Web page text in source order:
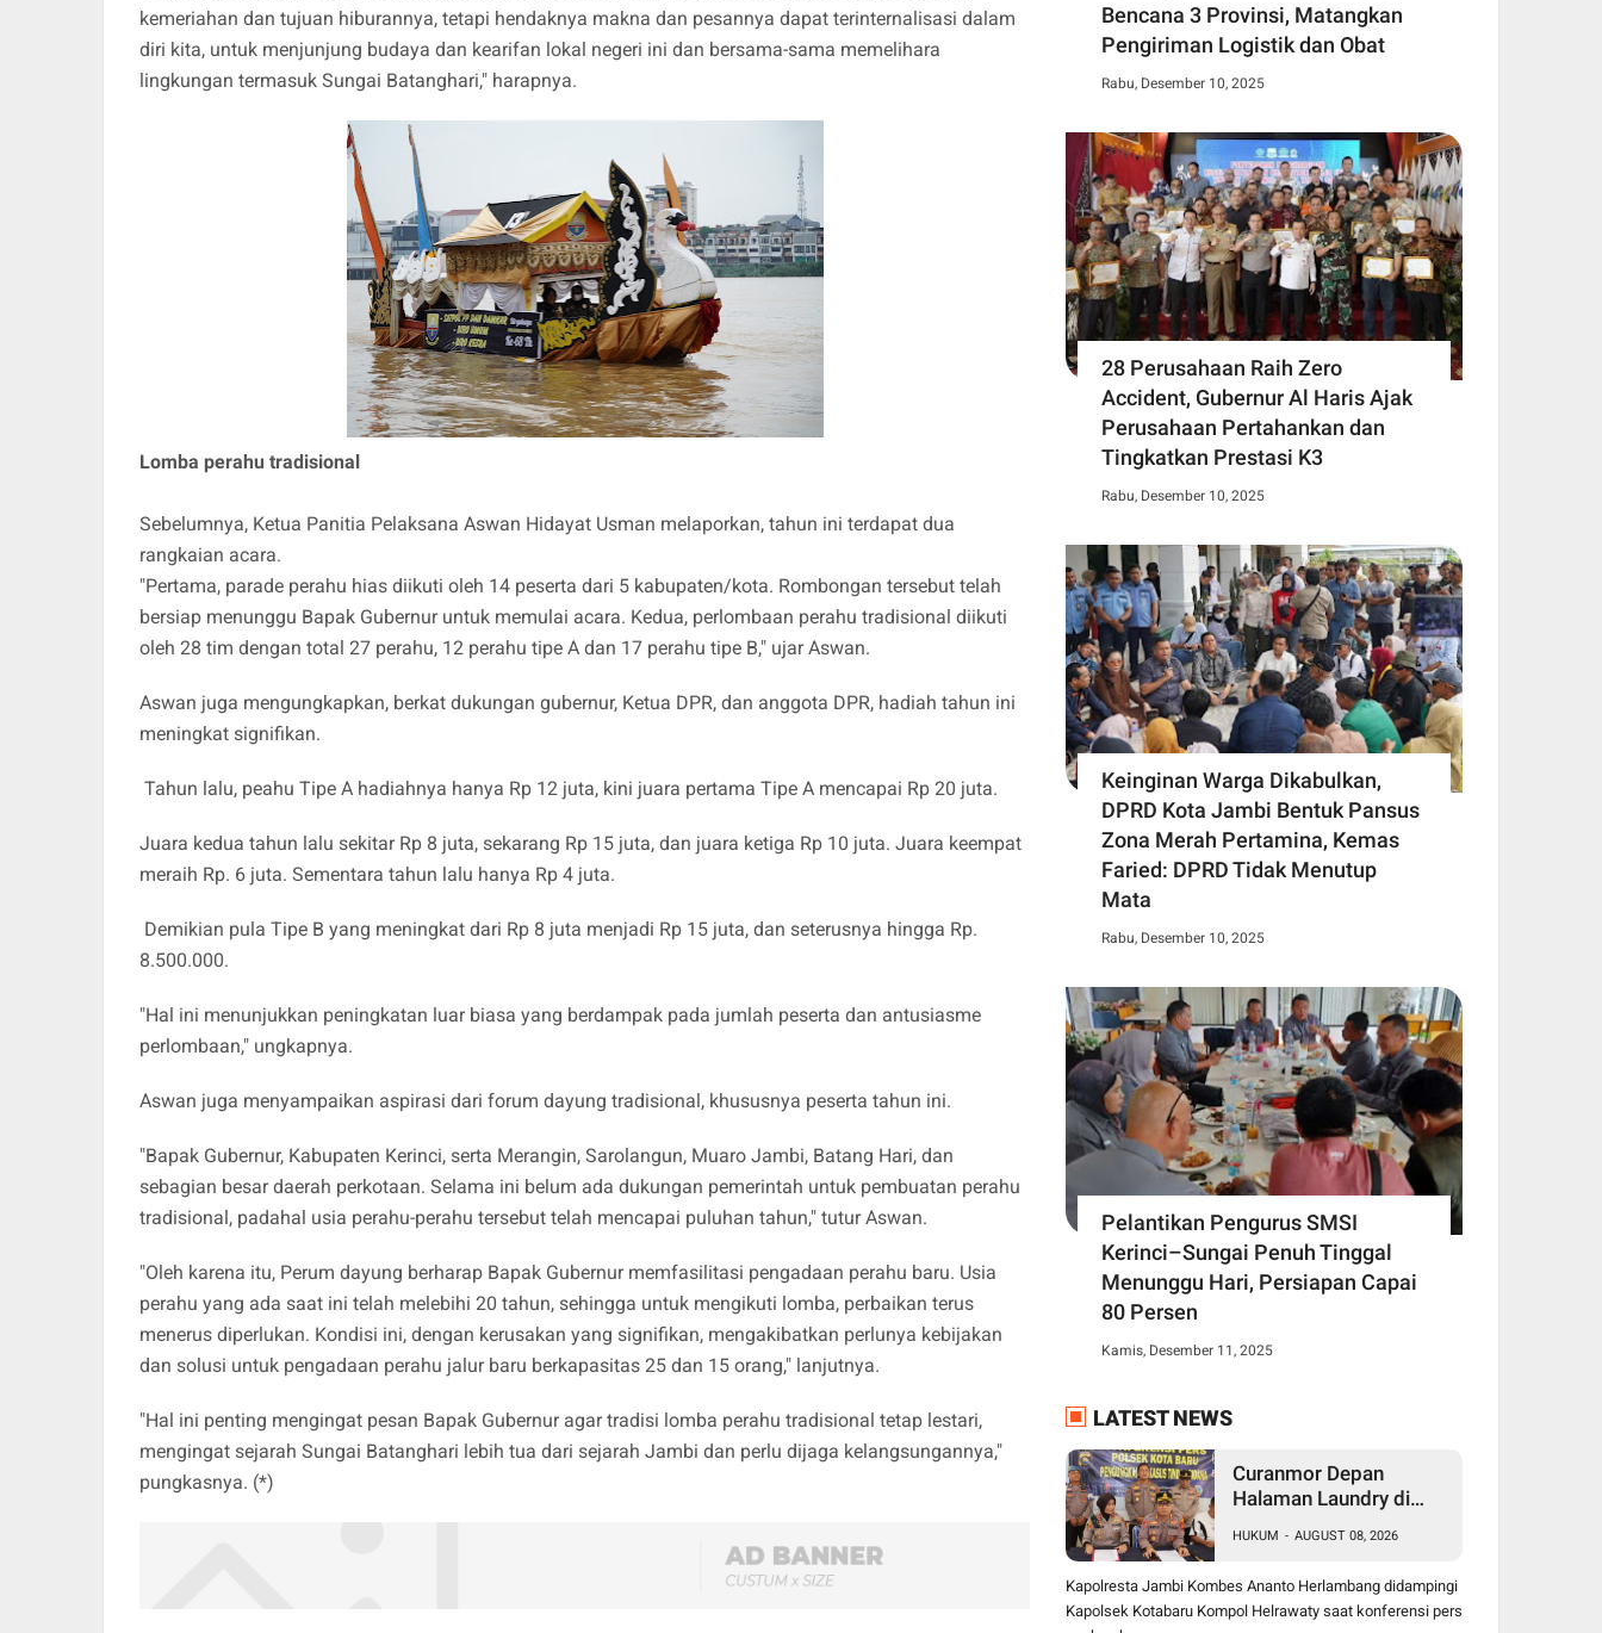
kemeriahan dan tujuan hiburannya, tetapi hendaknya makna dan pesannya dapat terinternalisasi dalam
diri kita, untuk menjunjung budaya dan kearifan lokal negeri ini dan bersama-sama memelihara
lingkungan termasuk Sungai Batanghari," harapnya.
Lomba perahu tradisional
Sebelumnya, Ketua Panitia Pelaksana Aswan Hidayat Usman melaporkan, tahun ini terdapat dua
rangkaian acara.
"Pertama, parade perahu hias diikuti oleh 14 peserta dari 5 kabupaten/kota. Rombongan tersebut telah
bersiap menunggu Bapak Gubernur untuk memulai acara. Kedua, perlombaan perahu tradisional diikuti
oleh 28 tim dengan total 27 perahu, 12 perahu tipe A dan 17 perahu tipe B," ujar Aswan.
Aswan juga mengungkapkan, berkat dukungan gubernur, Ketua DPR, dan anggota DPR, hadiah tahun ini
meningkat signifikan.
Tahun lalu, peahu Tipe A hadiahnya hanya Rp 12 juta, kini juara pertama Tipe A mencapai Rp 20 juta.
Juara kedua tahun lalu sekitar Rp 8 juta, sekarang Rp 15 juta, dan juara ketiga Rp 10 juta. Juara keempat
meraih Rp. 6 juta. Sementara tahun lalu hanya Rp 4 juta.
Demikian pula Tipe B yang meningkat dari Rp 8 juta menjadi Rp 15 juta, dan seterusnya hingga Rp.
8.500.000.
"Hal ini menunjukkan peningkatan luar biasa yang berdampak pada jumlah peserta dan antusiasme
perlombaan," ungkapnya.
Aswan juga menyampaikan aspirasi dari forum dayung tradisional, khususnya peserta tahun ini.
"Bapak Gubernur, Kabupaten Kerinci, serta Merangin, Sarolangun, Muaro Jambi, Batang Hari, dan
sebagian besar daerah perkotaan. Selama ini belum ada dukungan pemerintah untuk pembuatan perahu
tradisional, padahal usia perahu-perahu tersebut telah mencapai puluhan tahun," tutur Aswan.
"Oleh karena itu, Perum dayung berharap Bapak Gubernur memfasilitasi pengadaan perahu baru. Usia
perahu yang ada saat ini telah melebihi 20 tahun, sehingga untuk mengikuti lomba, perbaikan terus
menerus diperlukan. Kondisi ini, dengan kerusakan yang signifikan, mengakibatkan perlunya kebijakan
dan solusi untuk pengadaan perahu jalur baru berkapasitas 25 dan 15 orang," lanjutnya.
"Hal ini penting mengingat pesan Bapak Gubernur agar tradisi lomba perahu tradisional tetap lestari,
mengingat sejarah Sungai Batanghari lebih tua dari sejarah Jambi dan perlu dijaga kelangsungannya,"
pungkasnya. (*)
Bencana 3 Provinsi, Matangkan
Pengiriman Logistik dan Obat
Rabu, Desember 10, 2025
28 Perusahaan Raih Zero
Accident, Gubernur Al Haris Ajak
Perusahaan Pertahankan dan
Tingkatkan Prestasi K3
Rabu, Desember 10, 2025
Keinginan Warga Dikabulkan,
DPRD Kota Jambi Bentuk Pansus
Zona Merah Pertamina, Kemas
Faried: DPRD Tidak Menutup
Mata
Rabu, Desember 10, 2025
Pelantikan Pengurus SMSI
Kerinci–Sungai Penuh Tinggal
Menunggu Hari, Persiapan Capai
80 Persen
Kamis, Desember 11, 2025
LATEST NEWS
Curanmor Depan
Halaman Laundry di
Kota Jambi, Tiga Pelaku
Ditangkap Polisi
HUKUM - AUGUST 08, 2026
Kapolresta Jambi Kombes Ananto Herlambang didampingi
Kapolsek Kotabaru Kompol Helrawaty saat konferensi pers